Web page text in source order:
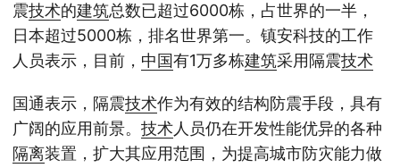
震技术的建筑总数已超过6000栋，占世界的一半，
日本超过5000栋，排名世界第一。镇安科技的工作
人员表示，目前， 中国有1万多栋建筑采用隔震技术
国通表示，隔震技术作为有效的结构防震手段，具有
广阔的应用前景。 技术人员仍在开发性能优异的各种
隔离装置，扩大其应用范围，为提高城市防灾能力做